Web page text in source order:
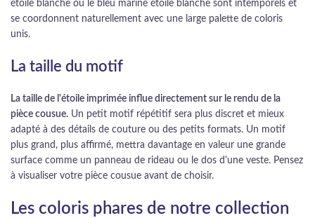
étoile blanche ou le bleu marine étoile blanche sont intemporels et
se coordonnent naturellement avec une large palette de coloris
unis.
La taille du motif
La taille de l'étoile imprimée influe directement sur le rendu de la
pièce cousue. Un petit motif répétitif sera plus discret et mieux
adapté à des détails de couture ou des petits formats. Un motif
plus grand, plus affirmé, mettra davantage en valeur une grande
surface comme un panneau de rideau ou le dos d'une veste. Pensez
à visualiser votre pièce cousue avant de choisir.
Les coloris phares de notre collection